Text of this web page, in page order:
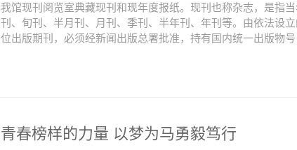
我馆现刊阅览室典藏现刊和现年度报纸。现刊也称杂志，是指
刊、旬刊、半月刊、月刊、季刊、半年刊、年刊等。由依法设
位出版期刊，必须经新闻出版总署批准，持有国内统一出版物
青春榜样的力量 以梦为马勇毅笃行